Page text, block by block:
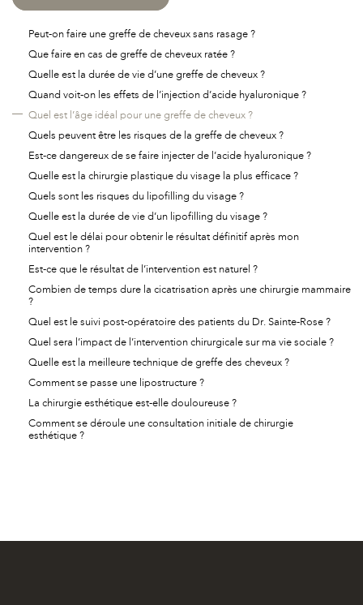
Peut-on faire une greffe de cheveux sans rasage ?
Que faire en cas de greffe de cheveux ratée ?
Quelle est la durée de vie d’une greffe de cheveux ?
Quand voit-on les effets de l’injection d’acide hyaluronique ?
Quel est l’âge idéal pour une greffe de cheveux ?
Quels peuvent être les risques de la greffe de cheveux ?
Est-ce dangereux de se faire injecter de l’acide hyaluronique ?
Quelle est la chirurgie plastique du visage la plus efficace ?
Quels sont les risques du lipofilling du visage ?
Quelle est la durée de vie d’un lipofilling du visage ?
Quel est le délai pour obtenir le résultat définitif après mon
intervention ?
Est-ce que le résultat de l’intervention est naturel ?
Combien de temps dure la cicatrisation après une chirurgie mammaire
?
Quel est le suivi post-opératoire des patients du Dr. Sainte-Rose ?
Quel sera l’impact de l’intervention chirurgicale sur ma vie sociale ?
Quelle est la meilleure technique de greffe des cheveux ?
Comment se passe une lipostructure ?
La chirurgie esthétique est-elle douloureuse ?
Comment se déroule une consultation initiale de chirurgie
esthétique ?